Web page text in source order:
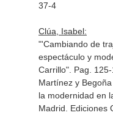
37-4
Clúa, Isabel:
"'Cambiando de
espectáculo y
Carrillo". Pag. 125-
Martínez y
la modernidad en
Madrid. Ediciones